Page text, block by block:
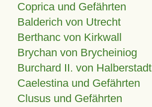
Coprica und Gefährten
Balderich von Utrecht
Berthanc von Kirkwall
Brychan von Brycheiniog
Burchard II. von Halberstadt
Caelestina und Gefährten
Clusus und Gefährten